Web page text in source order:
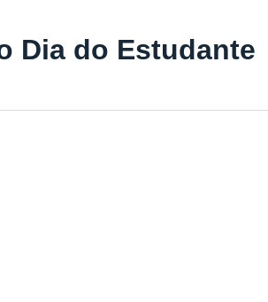
Dia do Estudante